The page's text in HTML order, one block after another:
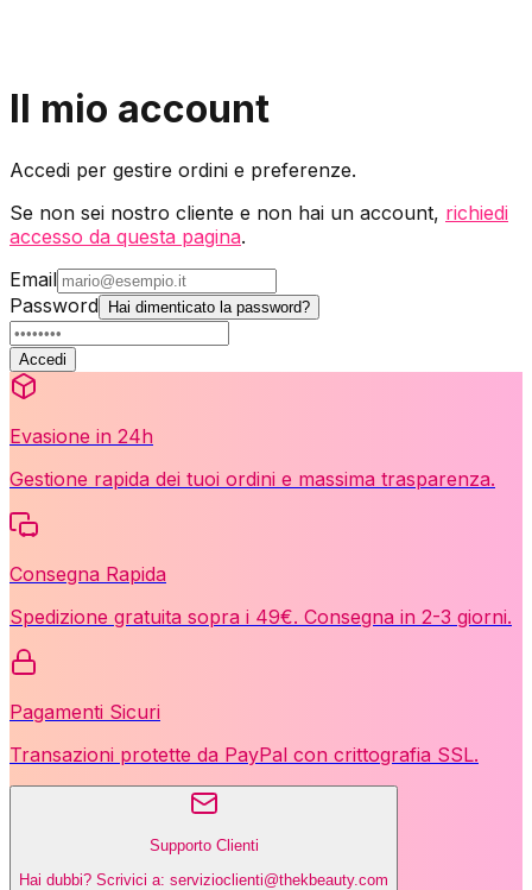
Il mio account
Accedi per gestire ordini e preferenze.
Se non sei nostro cliente e non hai un account, richiedi
accesso da questa pagina.
Email
Password
Hai dimenticato la password?
Accedi
Evasione in 24h
Gestione rapida dei tuoi ordini e massima trasparenza.
Consegna Rapida
Spedizione gratuita sopra i 49€. Consegna in 2-3 giorni.
Pagamenti Sicuri
Transazioni protette da PayPal con crittografia SSL.
Supporto Clienti
Hai dubbi? Scrivici a: servizioclienti@thekbeauty.com